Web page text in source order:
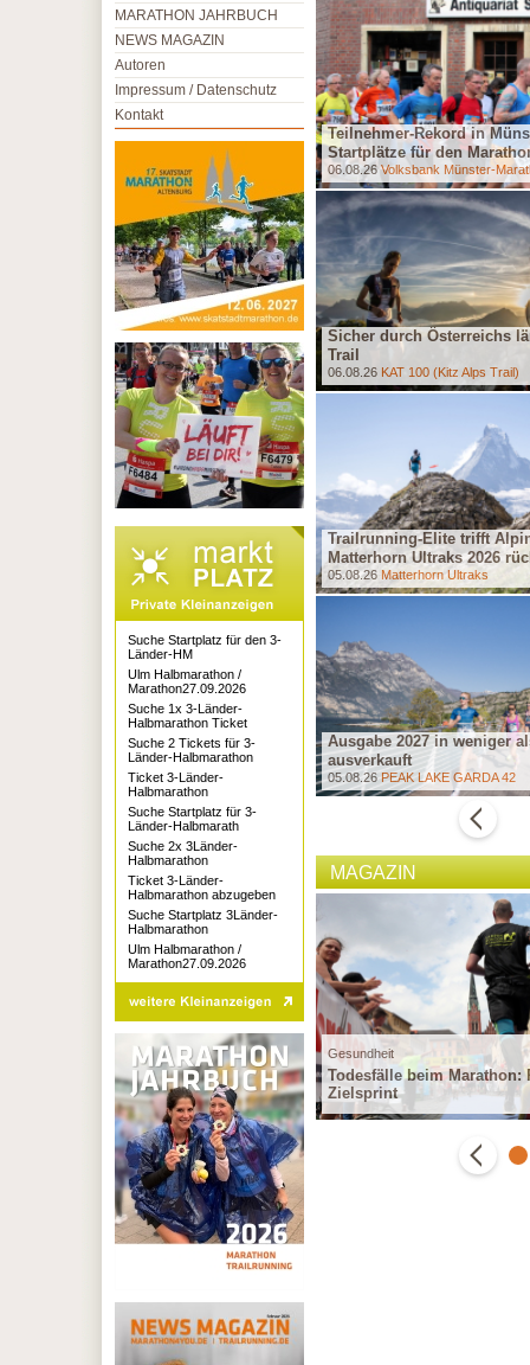
Memoriam Dietmar „Pumuckl“ Mücke
Tage Trailrunning-Fieber im
KAT 100 (Kitz Alps Trail)
im Rosengarten
Sky Marathon Rosengarten Schlern
Weltelite zu Gast im Berner Oberland:
Ultra Trail bricht alle Rekorde
Eiger Ultra Trail
Teilnehmer-Rekord in
Startplätze für den
06.08.26Volksbank Münster-
Sicher durch Österreichs
Trail
06.08.26 KAT 100 (Kitz Alps Trail)
Trailrunning-Elite trifft
Matterhorn Ultraks 2026
05.08.26 Matterhorn Ultraks
Ausgabe 2027 in weniger
ausverkauft
05.08.26PEAK LAKE GARDA 42
MAGAZIN
als starker Unterstützer für das
Gesundheit
Todesfälle beim Marathon:
Zielsprint
MARATHON JAHRBUCH
NEWS MAGAZIN
Autoren
Impressum / Datenschutz
Kontakt
Suche Startplatz für den 3-
Länder-HM
Ulm Halbmarathon /
Marathon27.09.2026
Suche 1x 3-Länder-
Halbmarathon Ticket
Suche 2 Tickets für 3-
Länder-Halbmarathon
Ticket 3-Länder-
Halbmarathon
Suche Startplatz für 3-
Länder-Halbmarath
Suche 2x 3Länder-
Halbmarathon
Ticket 3-Länder-
Halbmarathon abzugeben
Suche Startplatz 3Länder-
Halbmarathon
Ulm Halbmarathon /
Marathon27.09.2026